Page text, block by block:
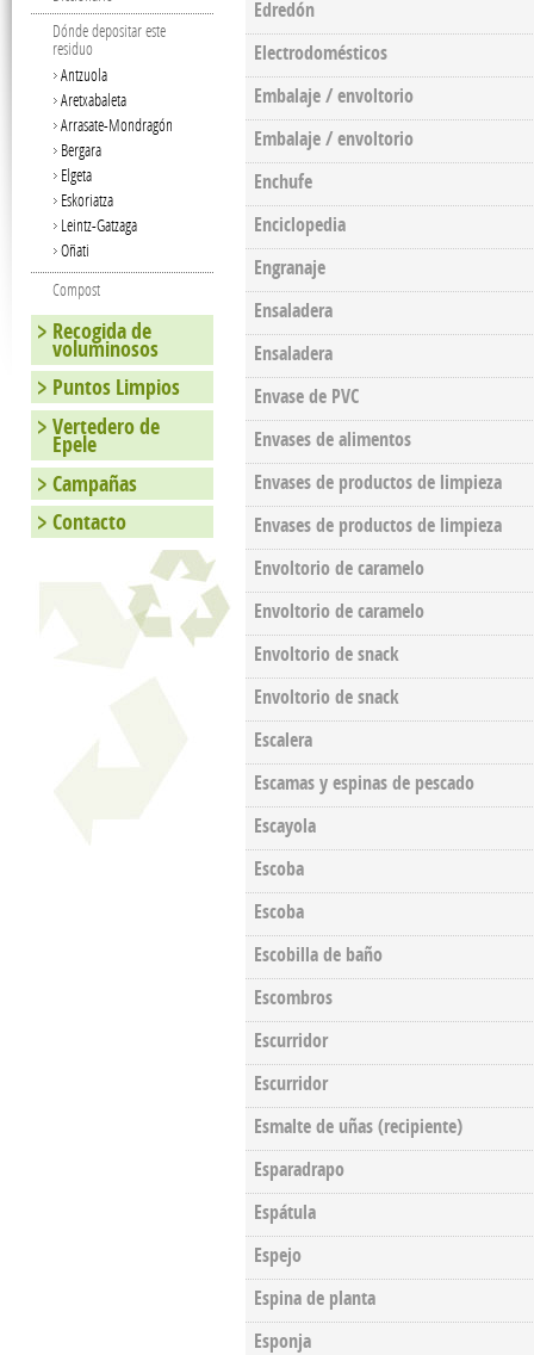
Edredón
Electrodomésticos
Embalaje / envoltorio
Embalaje / envoltorio
Enchufe
Enciclopedia
Engranaje
Ensaladera
Ensaladera
Envase de PVC
Envases de alimentos
Envases de productos de limpieza
Envases de productos de limpieza
Envoltorio de caramelo
Envoltorio de caramelo
Envoltorio de snack
Envoltorio de snack
Escalera
Escamas y espinas de pescado
Escayola
Escoba
Escoba
Escobilla de baño
Escombros
Escurridor
Escurridor
Esmalte de uñas (recipiente)
Esparadrapo
Espátula
Espejo
Espina de planta
Esponja
Dónde depositar este
residuo
Antzuola
Aretxabaleta
Arrasate-Mondragón
Bergara
Elgeta
Eskoriatza
Leintz-Gatzaga
Oñati
Compost
Recogida de
voluminosos
Puntos Limpios
Vertedero de
Epele
Campañas
Contacto